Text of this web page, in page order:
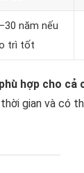
năm nếu
trì tốt
hợp cho
gian và có